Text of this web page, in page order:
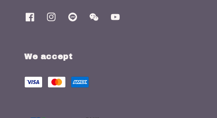
We accept